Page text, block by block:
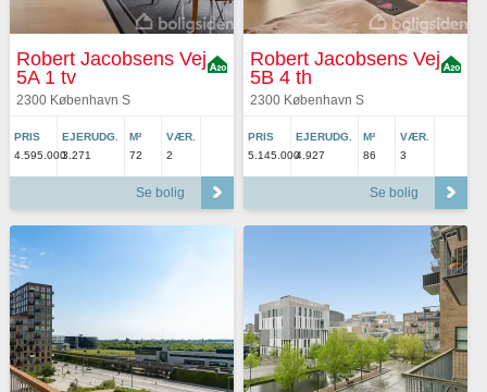
Robert Jacobsens Vej
5A 1 tv
2300 København S
PRIS
4.595.000
EJERUDG.
3.271
M²
72
VÆR.
2
Se bolig
Robert Jacobsens Vej
5B 4 th
2300 København S
PRIS
5.145.000
EJERUDG.
4.927
M²
86
VÆR.
3
Se bolig